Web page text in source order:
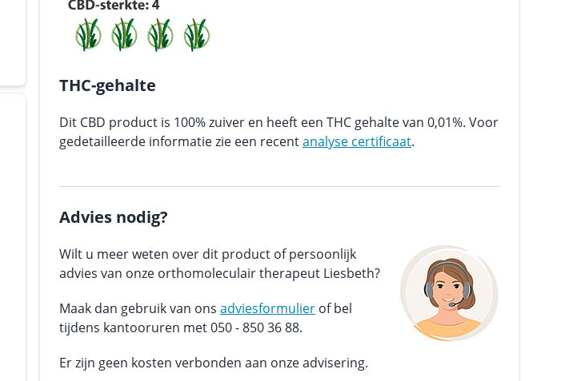
THC-gehalte
Dit CBD product is 100% zuiver en heeft een THC gehalte van 0,01%. Voor
gedetailleerde informatie zie een recentanalyse certificaat.
Advies nodig?
Wilt u meer weten over dit product of persoonlijk
advies van onze orthomoleculair therapeut Liesbeth?
Maak dan gebruik van ons adviesformulier of bel
tijdens kantooruren met 050 - 850 36 88.
Er zijn geen kosten verbonden aan onze advisering.